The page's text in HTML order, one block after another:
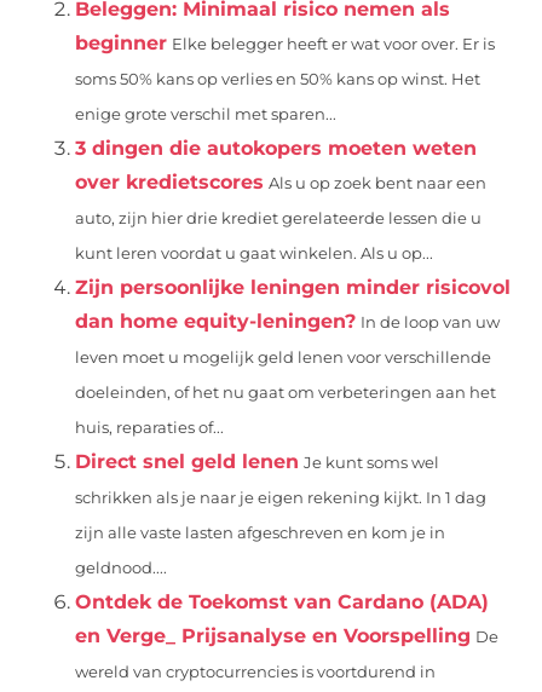
Beleggen: Minimaal risico nemen als
beginner Elke belegger heeft er wat voor over. Er is
soms 50% kans op verlies en 50% kans op winst. Het
enige grote verschil met sparen...
3 dingen die autokopers moeten weten
over kredietscores Als u op zoek bent naar een
auto, zijn hier drie krediet gerelateerde lessen die u
kunt leren voordat u gaat winkelen. Als u op...
Zijn persoonlijke leningen minder risicovol
dan home equity-leningen? In de loop van uw
leven moet u mogelijk geld lenen voor verschillende
doeleinden, of het nu gaat om verbeteringen aan het
huis, reparaties of...
Direct snel geld lenen Je kunt soms wel
schrikken als je naar je eigen rekening kijkt. In 1 dag
zijn alle vaste lasten afgeschreven en kom je in
geldnood....
Ontdek de Toekomst van Cardano (ADA)
en Verge_ Prijsanalyse en Voorspelling De
wereld van cryptocurrencies is voortdurend in